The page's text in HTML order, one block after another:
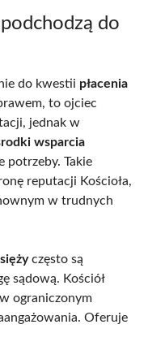
do
do kwestii płacenia
to ojciec
jednak w
wsparcia
potrzeby. Takie
reputacji Kościoła,
w trudnych
często są
sądową. Kościół
ograniczonym
Oferuje